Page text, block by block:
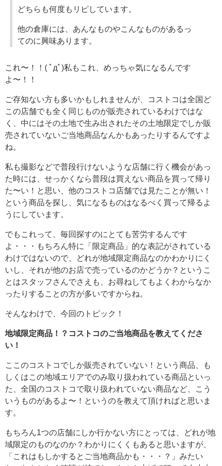
どちらも何度もリピしています。
他の倉庫には、あんなものやこんなものがあるっ
てのに興味あります。
これ〜！！( ﾟдﾟ)私もこれ、めっちゃ気になるんです
よ〜！！
ご存知ない方も多いかもしれませんが、コストコは全国ど
この店舗でも全く同じものが販売されているわけではな
く、中にはその土地で生み出されたその土地限定でしか販
売されていないご当地商品なんかもあったりするんですよ
ね。
私も撮影などで普段行けないような店舗に行く機会があっ
た時には、せっかくなら普段は買えない商品を買って帰り
た〜い！と思い、他のコストコ店舗では見たことが無い！
という商品を探し、気になるものはなるべく買って帰るよ
うにしています。
でもこれって、毎回探すのにとても苦労するんです
よ・・・もちろん特に「限定商品」的な表記がされている
わけではないので、どれが地域限定商品なのかわかりにく
いし、それが他のお店で売っているのかどうか？というこ
とはスタッフさんでさえも、お尋ねしてもよくわからなか
ったりすることの方が多いですからね。
そんなわけで、今回のトピック！
地域限定商品！？コストコのご当地商品を教えてくださ
い！
ここのコストコでしか販売されていない！という商品、も
しくはこの地域エリアでのみ取り扱われている商品といっ
た、全国のコストコで取り扱われていない商品など、こう
いうものがあるよ〜！というのを教えて頂ければと思いま
す。
もちろん1つの店舗にしか行かない方にとっては、どれが地
域限定のものなのか？わかりにくくもあると思いますが、
「これはもしかするとご当地商品かも・・・？」みたい